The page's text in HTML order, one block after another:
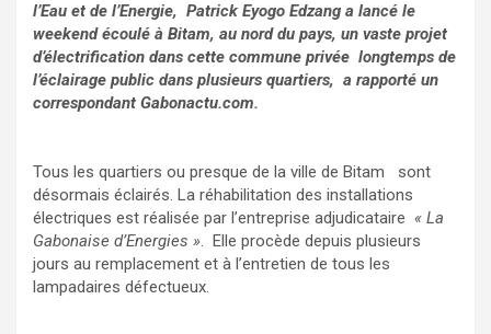
l’Eau et de l’Energie, Patrick Eyogo Edzang a lancé le
weekend écoulé à Bitam, au nord du pays, un vaste projet
d’électrification dans cette commune privée longtemps de
l’éclairage public dans plusieurs quartiers, a rapporté un
correspondant Gabonactu.com.
Tous les quartiers ou presque de la ville de Bitam sont
désormais éclairés. La réhabilitation des installations
électriques est réalisée par l’entreprise adjudicataire « La
Gabonaise d’Energies ». Elle procède depuis plusieurs
jours au remplacement et à l’entretien de tous les
lampadaires défectueux.